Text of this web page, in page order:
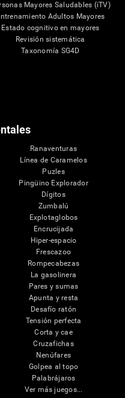
Mayores Saludables (iTV)
Adultos Mayores
Estado cognitivo en mayores
Revisión sistemática
Taxonomía SG4D
Ranaventuras
Línea de Caramelos
Puzles
Pingüino Explorador
Dígitos
Zumbalú
Explotaglobos
Encrucijada
Hiper-espacio
Frescazoo
Rompecabezas
La gasolinera
Pares y sumas
Apunta y resta
Desafío ratón
Tensión perfecta
Corta y cae
Cruzafichas
Nenúfares
Golpea al topo
Palabrájaros
Ver más juegos...